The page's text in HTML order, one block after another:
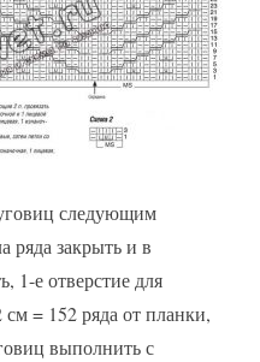
следующим
ряда закрыть и в
1-е отверстие для
= 152 ряда от планки,
выполнить с